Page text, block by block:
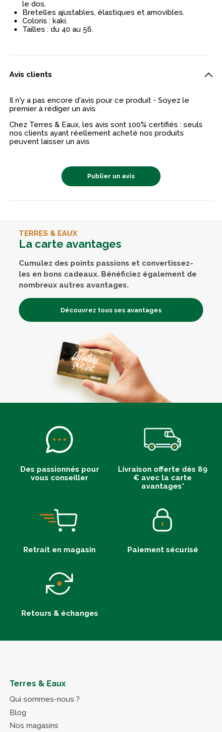
le dos.
Bretelles ajustables, élastiques et amovibles.
Coloris : kaki.
Tailles : du 40 au 56.
Avis clients
Il n'y a pas encore d'avis pour ce produit - Soyez le
premier à rédiger un avis
Chez Terres & Eaux, les avis sont 100% certifiés : seuls
nos clients ayant réellement acheté nos produits
peuvent laisser un avis
Publier un avis
TERRES & EAUX
La carte avantages
Cumulez des points passions et convertissez-
les en bons cadeaux. Bénéficiez également de
nombreux autres avantages.
Découvrez tous ses avantages
Des passionnés pour
vous conseiller
Livraison offerte dès 89
€ avec la carte
avantages*
Retrait en magasin Paiement sécurisé
Retours & échanges
Terres & Eaux
Qui sommes-nous ?
Blog
Nos magasins